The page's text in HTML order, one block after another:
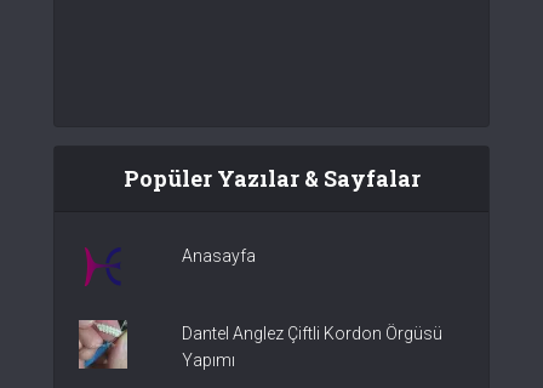
Popüler Yazılar & Sayfalar
Anasayfa
Dantel Anglez Çiftli Kordon Örgüsü
Yapımı